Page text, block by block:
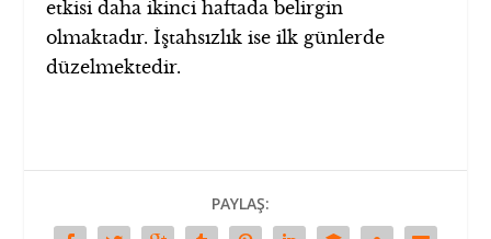
etkisi daha ikinci haftada belirgin
olmaktadır. İştahsızlık ise ilk günlerde
düzelmektedir.
PAYLAŞ: